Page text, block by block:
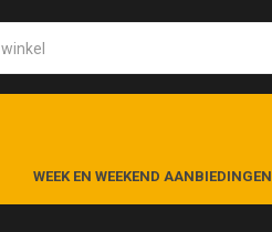
WEEK EN WEEKEND AANBIEDINGEN